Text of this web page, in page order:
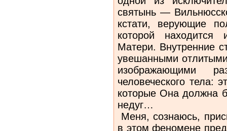
святынь —
кстати, верующие
которой находится
Матери. Внутренние
увешанными
изображающими
человеческого тела:
которые Она должна
недуг…
Меня, сознаюсь,
в этом феномене